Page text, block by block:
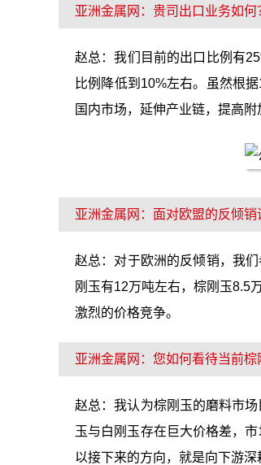
亚洲金属网：贵司出口业务如何
赵总：我们目前的出口比例有
比例降低到10%左右。虽然根
国内市场，延伸产业链，提高附
亚洲金属网：面对欧盟的反倾销
赵总：对于欧洲的反倾销，我
刚玉有12万吨左右，棕刚玉8.5
激烈的价格竞争。
亚洲金属网：您如何看待当前
赵总：我认为棕刚玉的磨料市
玉与白刚玉存在巨大价格差，
以接下来的方向，就是向下游